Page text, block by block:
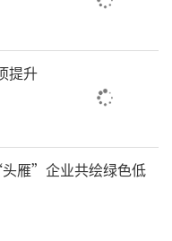
公益场所参与假
管服务以看护服务
书馆、自习室、
合利用校内师资
志愿者等，开展
体验活动，学生
选择学校提供的
活动、科学探究
提升
雁”企业共绘绿色低